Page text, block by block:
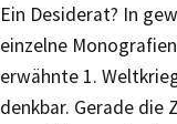
Ein Desiderat? In
einzelne
erwähnte 1.
denkbar. Gerade die